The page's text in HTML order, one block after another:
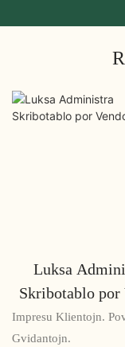
Luksa
Skribotablo por
Impresu Klientojn.
Gvidantojn.